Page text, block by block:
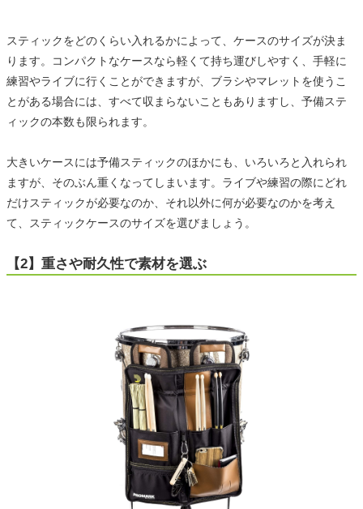
スティックをどのくらい入れるかによって、ケースのサイズが決ま
ります。コンパクトなケースなら軽くて持ち運びしやすく、手軽に
練習やライブに行くことができますが、ブラシやマレットを使うこ
とがある場合には、すべて収まらないこともありますし、予備ステ
ィックの本数も限られます。
大きいケースには予備スティックのほかにも、いろいろと入れられ
ますが、そのぶん重くなってしまいます。ライブや練習の際にどれ
だけスティックが必要なのか、それ以外に何が必要なのかを考え
て、スティックケースのサイズを選びましょう。
【2】重さや耐久性で素材を選ぶ